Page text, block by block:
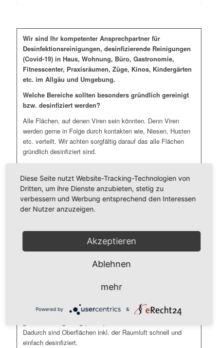
Wir sind Ihr kompetenter Ansprechpartner für
Desinfektionsreinigungen, desinfizierende Reinigungen
(Covid-19) in Haus, Wohnung, Büro, Gastronomie,
Fitnesscenter, Praxisräumen, Züge, Kinos, Kindergärten
etc. im Allgäu und Umgebung.
Welche Bereiche sollten besonders gründlich gereinigt
bzw. desinfiziert werden?
Alle Flächen, auf denen Viren sein könnten. Denn Viren
werden gerne in Folge durch kontakten wie, Niesen, Husten
etc. verteilt. Wir achten sorgfältig darauf das alle Flächen
gründlich desinfiziert sind.
Wir empfehlen folgende Maßnahmen:
Türklinken, Türgriffe, Fenstergriffe, Handläufe und Treppen
Sanitärbereiche (Toilettendeckel und Spühlknöpfe) und
Lichtschalter und Heizungsthermostate
Tastaturen, Mäuse, Schreibtische, Telefone, Schränke
Kaltverneblung im Mikrotröpfchen-Bereich (Nebel) durch, die
die Gefahr einer Ansteckung deutlich reduziert. Dafür
verwenden wir geeignete Desinfektionsmittel die sich in der
Dadurch sind Oberflächen inkl. der Raumluft schnell und
einfach desinfiziert.
Diese Seite nutzt Website-Tracking-Technologien von
Dritten, um ihre Dienste anzubieten, stetig zu
verbessern und Werbung entsprechend den Interessen
der Nutzer anzuzeigen.
Akzeptieren
Ablehnen
mehr
Powered by &